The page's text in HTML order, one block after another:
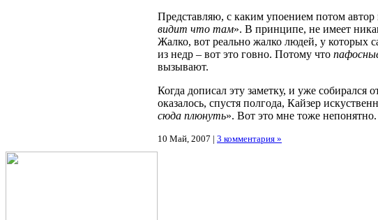
Представляю, с каким упоением потом
видит что там». В принципе, не имеет
Жалко, вот реально жалко людей, у которых
из недр – вот это говно. Потому что
вызывают.
Когда дописал эту заметку, и уже собирался
оказалось, спустя полгода, Кайзер
сюда плюнуть». Вот это мне тоже
10 Май, 2007 | 3 комментария »